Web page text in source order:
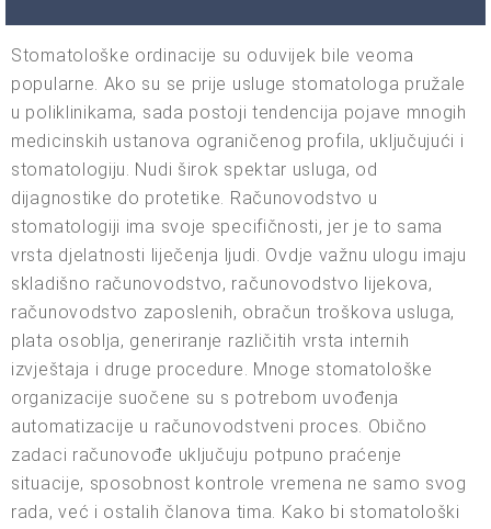
Stomatološke ordinacije su oduvijek bile veoma
popularne. Ako su se prije usluge stomatologa pružale
u poliklinikama, sada postoji tendencija pojave mnogih
medicinskih ustanova ograničenog profila, uključujući i
stomatologiju. Nudi širok spektar usluga, od
dijagnostike do protetike. Računovodstvo u
stomatologiji ima svoje specifičnosti, jer je to sama
vrsta djelatnosti liječenja ljudi. Ovdje važnu ulogu imaju
skladišno računovodstvo, računovodstvo lijekova,
računovodstvo zaposlenih, obračun troškova usluga,
plata osoblja, generiranje različitih vrsta internih
izvještaja i druge procedure. Mnoge stomatološke
organizacije suočene su s potrebom uvođenja
automatizacije u računovodstveni proces. Obično
zadaci računovođe uključuju potpuno praćenje
situacije, sposobnost kontrole vremena ne samo svog
rada, već i ostalih članova tima. Kako bi stomatološki